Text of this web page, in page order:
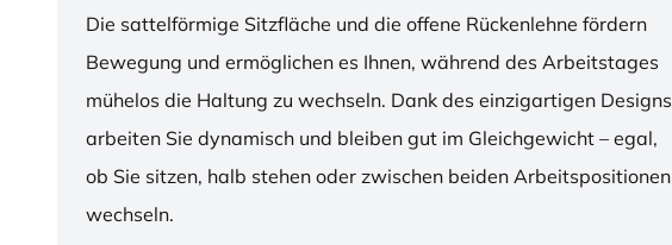
Die sattelförmige Sitzfläche und die offene Rückenlehne fördern
Bewegung und ermöglichen es Ihnen, während des Arbeitstages
mühelos die Haltung zu wechseln. Dank des einzigartigen Designs
arbeiten Sie dynamisch und bleiben gut im Gleichgewicht – egal,
ob Sie sitzen, halb stehen oder zwischen beiden Arbeitspositionen
wechseln.